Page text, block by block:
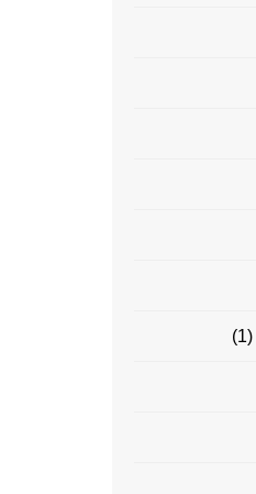
(1)